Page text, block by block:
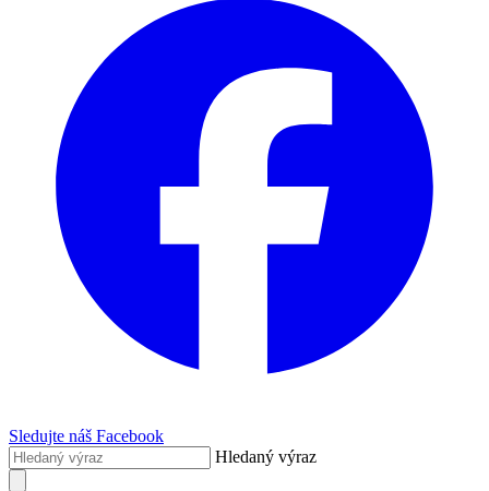
Sledujte náš Facebook
Hledaný výraz